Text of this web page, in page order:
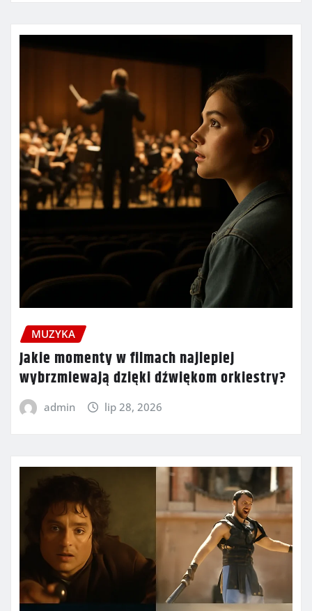
MUZYKA
Jakie momenty w filmach najlepiej
wybrzmiewają dzięki dźwiękom orkiestry?
admin lip 28, 2026